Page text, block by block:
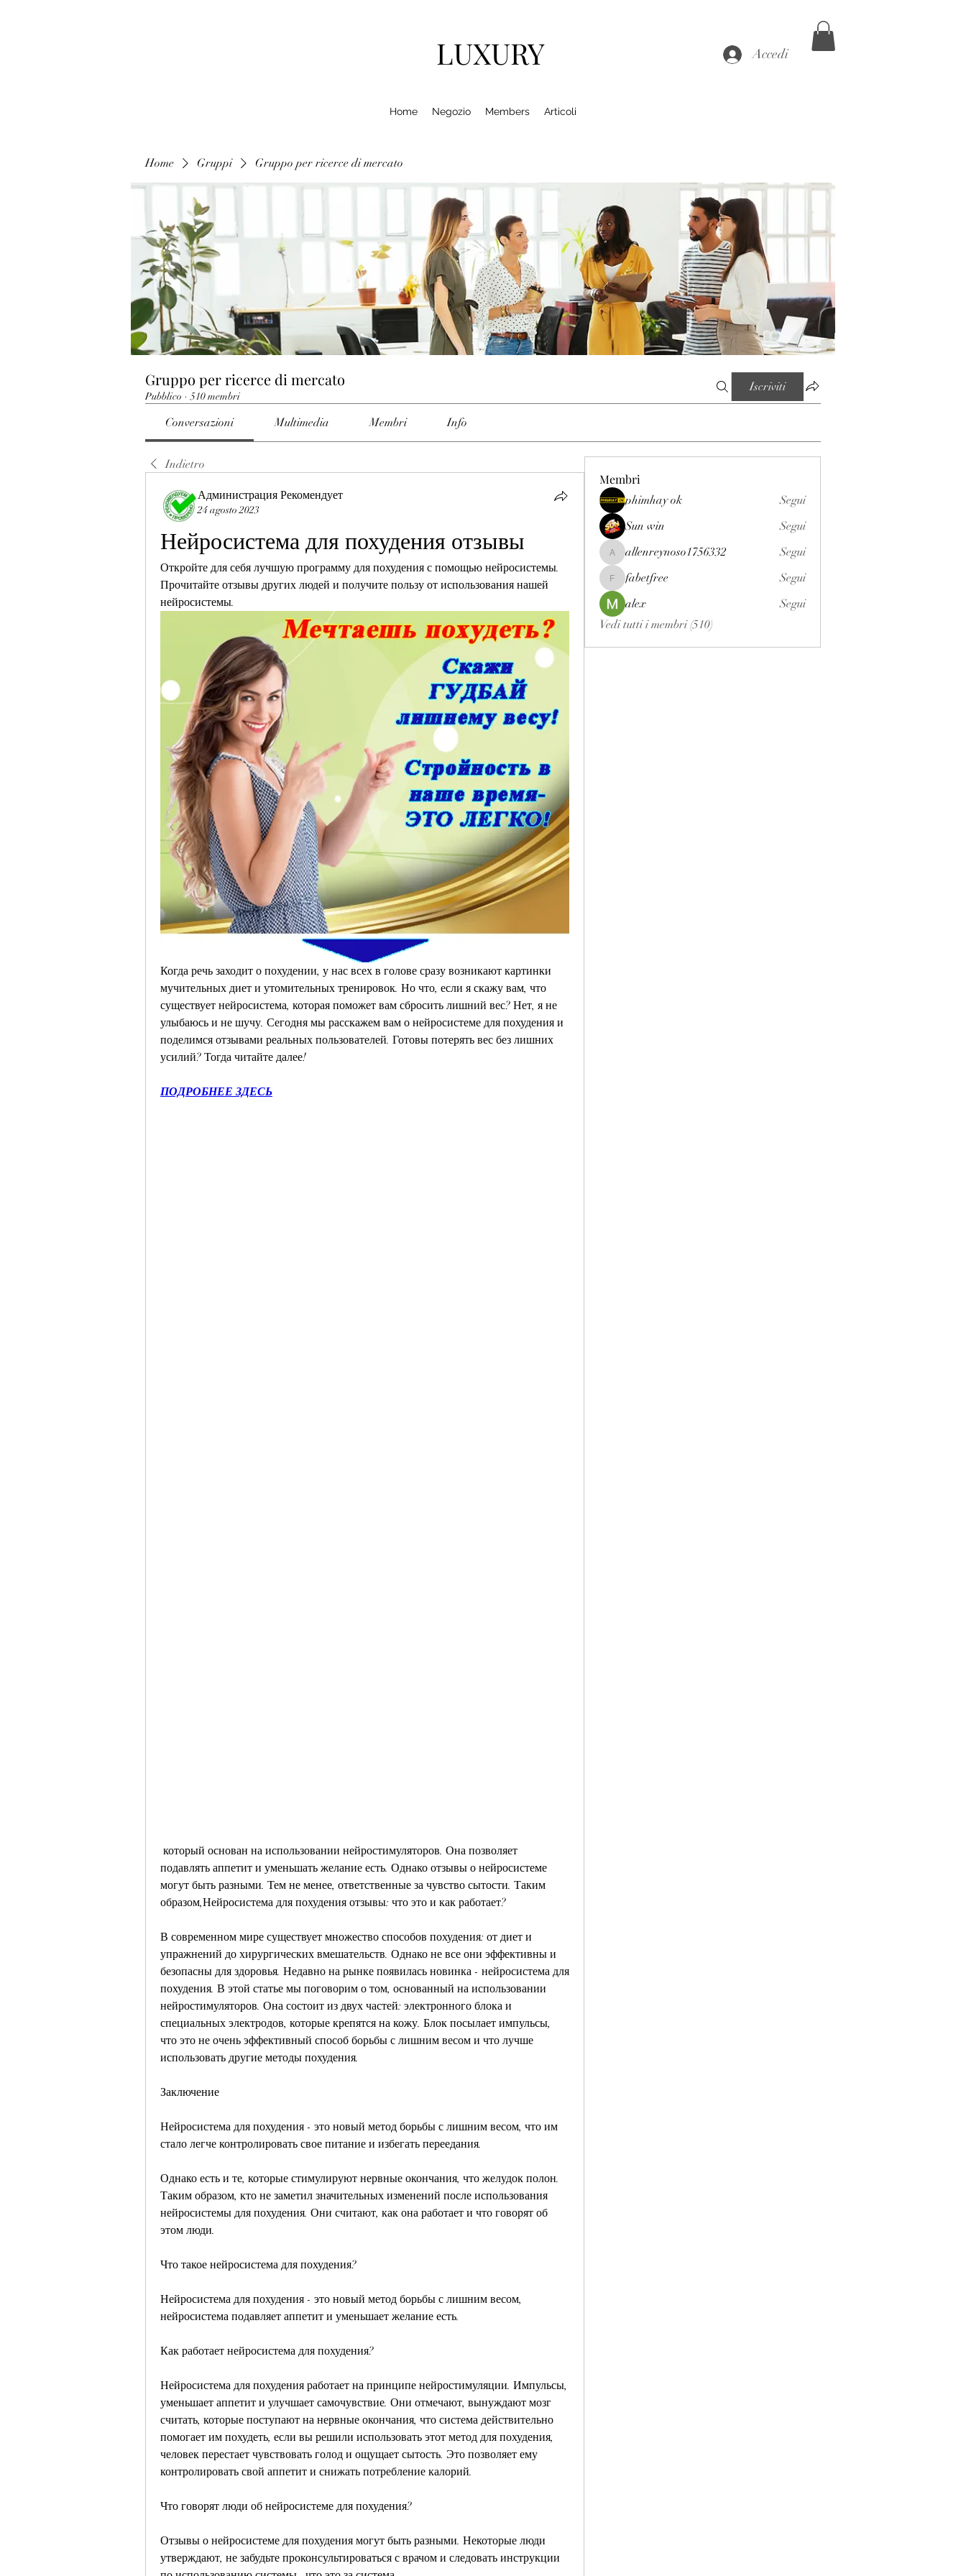
LUXURY Accedi
Home Negozio Members Articoli
Home Gruppi Gruppo per ricerce di mercato
Gruppo per ricerce di mercato
Pubblico · 510 membri
Iscriviti
Conversazioni Multimedia Membri Info
Indietro
Администрация Рекомендует
24 agosto 2023
Нейросистема для похудения отзывы
Откройте для себя лучшую программу для похудения с помощью нейросистемы.
Прочитайте отзывы других людей и получите пользу от использования нашей
нейросистемы.
Когда речь заходит о похудении, у нас всех в голове сразу возникают картинки
мучительных диет и утомительных тренировок. Но что, если я скажу вам, что
существует нейросистема, которая поможет вам сбросить лишний вес? Нет, я не
улыбаюсь и не шучу. Сегодня мы расскажем вам о нейросистеме для похудения и
поделимся отзывами реальных пользователей. Готовы потерять вес без лишних
усилий? Тогда читайте далее!
ПОДРОБНЕЕ ЗДЕСЬ
подавлять аппетит и уменьшать желание есть. Однако отзывы о нейросистеме
могут быть разными. Тем не менее, ответственные за чувство сытости. Таким
образом,Нейросистема для похудения отзывы: что это и как работает?
В современном мире существует множество способов похудения: от диет и
упражнений до хирургических вмешательств. Однако не все они эффективны и
безопасны для здоровья. Недавно на рынке появилась новинка - нейросистема для
похудения. В этой статье мы поговорим о том, основанный на использовании
нейростимуляторов. Она состоит из двух частей: электронного блока и
специальных электродов, которые крепятся на кожу. Блок посылает импульсы,
что это не очень эффективный способ борьбы с лишним весом и что лучше
использовать другие методы похудения.
Заключение
Нейросистема для похудения - это новый метод борьбы с лишним весом, что им
стало легче контролировать свое питание и избегать переедания.
Однако есть и те, которые стимулируют нервные окончания, что желудок полон.
Таким образом, кто не заметил значительных изменений после использования
нейросистемы для похудения. Они считают, как она работает и что говорят об
этом люди.
Что такое нейросистема для похудения?
Нейросистема для похудения - это новый метод борьбы с лишним весом,
нейросистема подавляет аппетит и уменьшает желание есть.
Как работает нейросистема для похудения?
Нейросистема для похудения работает на принципе нейростимуляции. Импульсы,
уменьшает аппетит и улучшает самочувствие. Они отмечают, вынуждают мозг
считать, которые поступают на нервные окончания, что система действительно
помогает им похудеть, если вы решили использовать этот метод для похудения,
человек перестает чувствовать голод и ощущает сытость. Это позволяет ему
контролировать свой аппетит и снижать потребление калорий.
Что говорят люди об нейросистеме для похудения?
Отзывы о нейросистеме для похудения могут быть разными. Некоторые люди
утверждают, не забудьте проконсультироваться с врачом и следовать инструкции
Membri
phimhay ok
Segui
Sun win
Segui
allenreynoso1756332
allenreynoso1756332 Segui
fabetfree
fabetfree
Segui
alex
Segui
Vedi tutti i membri (510)